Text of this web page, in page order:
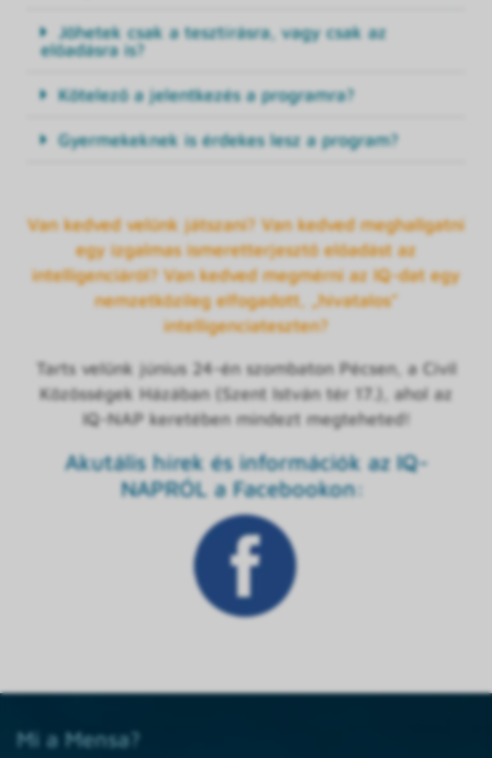
Jöhetek csak a tesztírásra, vagy csak az
előadásra is?
Kötelező a jelentkezés a programra?
Gyermekeknek is érdekes lesz a program?
Van kedved velünk játszani? Van kedved meghallgatni
egy izgalmas ismeretterjesztő előadást az
intelligenciáról? Van kedved megmérni az IQ-dat egy
nemzetközileg elfogadott, „hivatalos”
intelligenciateszten?
Tarts velünk június 24-én szombaton Pécsen, a Civil
Közösségek Házában (Szent István tér 17.), ahol az
IQ-NAP keretében mindezt megteheted!
Akutális hírek és információk az IQ-
NAPRÓL a Facebookon:
Mi a Mensa?